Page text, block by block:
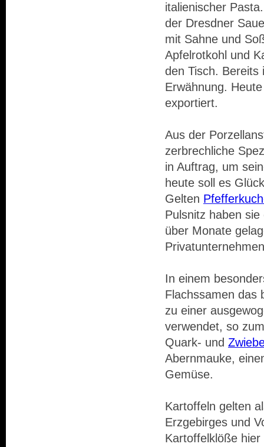
italienischer
der Dresdner
mit Sahne und
Apfelrotkohl und
den Tisch.
Erwähnung.
exportiert.
Aus der
zerbrechliche
in Auftrag, um
heute soll es
Gelten
Pulsnitz haben
über Monate
In einem
Flachssamen das
zu einer
verwendet, so
Quark- und
Abernmauke,
Gemüse.
Kartoffeln gelten
Erzgebirges und
Kartoffelklöße